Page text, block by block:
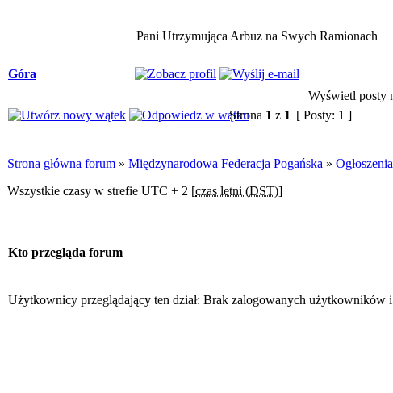
Pani Utrzymująca Arbuz na Swych Ramionach
Góra
Wyświetl posty
Strona 1 z 1 [ Posty: 1 ]
Strona główna forum » Międzynarodowa Federacja Pogańska »
Wszystkie czasy w strefie UTC + 2 [czas letni (DST)]
Kto przegląda forum
Użytkownicy przeglądający ten dział: Brak zalogowanych użytkowników